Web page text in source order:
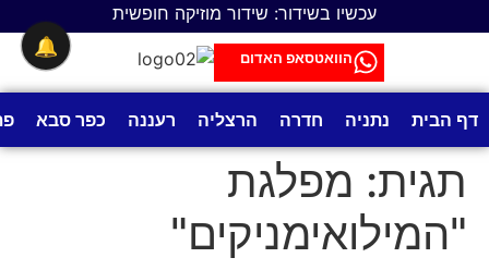
עכשיו בשידור: שידור מוזיקה חופשית
הוואטסאפ האדום
דף הבית נתניה חדרה הרצליה רעננה כפר סבא
תגית: מפלגת
"המילואימניקים"
🔔